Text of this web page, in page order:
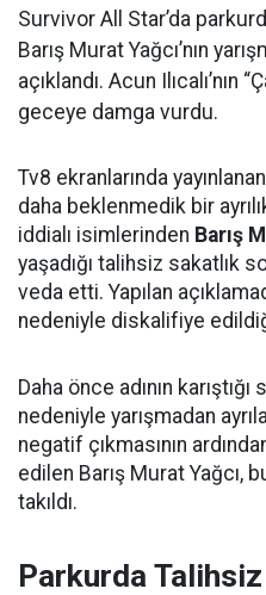
Survivor All Star’da
Barış Murat Yağcı’nın
açıklandı. Acun Ilıcalı’nın
geceye damga vurdu.
Tv8 ekranlarında yayınlanan
daha beklenmedik bir
iddialı isimlerinden Barış
yaşadığı talihsiz sakatlık
veda etti. Yapılan
nedeniyle diskalifiye
Daha önce adının
nedeniyle yarışmadan
negatif çıkmasının
edilen Barış Murat Yağcı,
takıldı.
Parkurda